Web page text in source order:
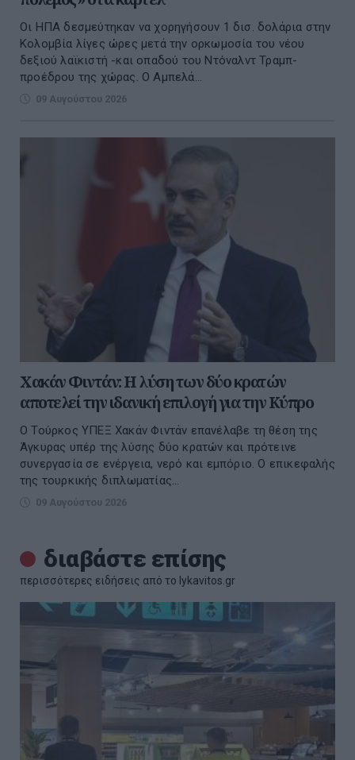
Οι ΗΠΑ δεσμεύτηκαν να χορηγήσουν 1 δισ. δολάρια στην
Κολομβία λίγες ώρες μετά την ορκωμοσία του νέου
δεξιού λαϊκιστή -και οπαδού του Ντόναλντ Τραμπ-
προέδρου της χώρας. Ο Αμπελά...
09 Αυγούστου 2026
Χακάν Φιντάν: Η λύση των δύο κρατών
αποτελεί την ιδανική επιλογή για την Κύπρο
Ο Τούρκος ΥΠΕΞ Χακάν Φιντάν επανέλαβε τη θέση της
Άγκυρας υπέρ της λύσης δύο κρατών και πρότεινε
συνεργασία σε ενέργεια, νερό και εμπόριο. Ο επικεφαλής
της τουρκικής διπλωματίας...
09 Αυγούστου 2026
διαβάστε επίσης
περισσότερες ειδήσεις από το lykavitos.gr